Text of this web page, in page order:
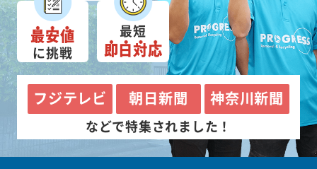
最安値
に挑戦
最短
即日対応
フジテレビ 朝日新聞 神奈川新聞
などで特集されました！